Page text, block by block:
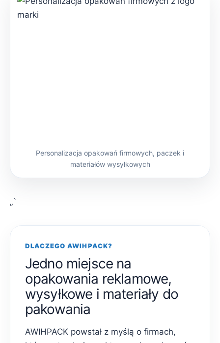
Personalizacja opakowań firmowych, paczek i
materiałów wysyłkowych
„`
DLACZEGO AWIHPACK?
Jedno miejsce na
opakowania reklamowe,
wysyłkowe i materiały do
pakowania
AWIHPACK powstał z myślą o firmach,